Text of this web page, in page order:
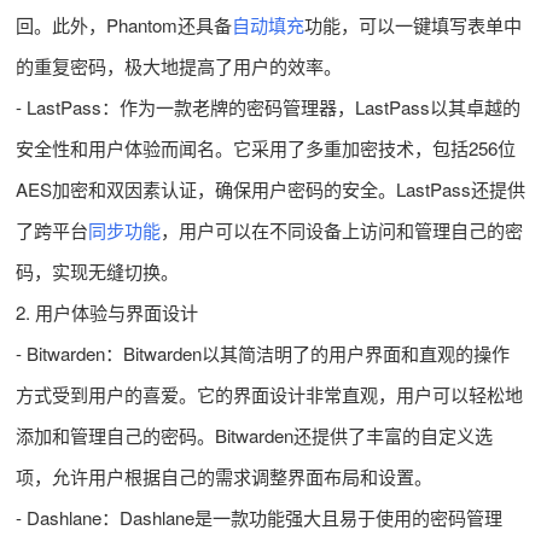
回。此外，Phantom还具备自动填充功能，可以一键填写表单中
的重复密码，极大地提高了用户的效率。
- LastPass：作为一款老牌的密码管理器，LastPass以其卓越的
安全性和用户体验而闻名。它采用了多重加密技术，包括256位
AES加密和双因素认证，确保用户密码的安全。LastPass还提供
了跨平台同步功能，用户可以在不同设备上访问和管理自己的密
码，实现无缝切换。
2. 用户体验与界面设计
- Bitwarden：Bitwarden以其简洁明了的用户界面和直观的操作
方式受到用户的喜爱。它的界面设计非常直观，用户可以轻松地
添加和管理自己的密码。Bitwarden还提供了丰富的自定义选
项，允许用户根据自己的需求调整界面布局和设置。
- Dashlane：Dashlane是一款功能强大且易于使用的密码管理